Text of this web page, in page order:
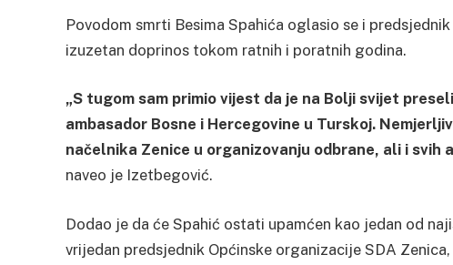
Povodom smrti Besima Spahića oglasio se i predsjednik
izuzetan doprinos tokom ratnih i poratnih godina.
„S tugom sam primio vijest da je na Bolji svijet
ambasador Bosne i Hercegovine u Turskoj.
načelnika Zenice u organizovanju odbrane, ali i
naveo je Izetbegović.
Dodao je da će Spahić ostati upamćen kao jedan od
vrijedan predsjednik Općinske organizacije SDA